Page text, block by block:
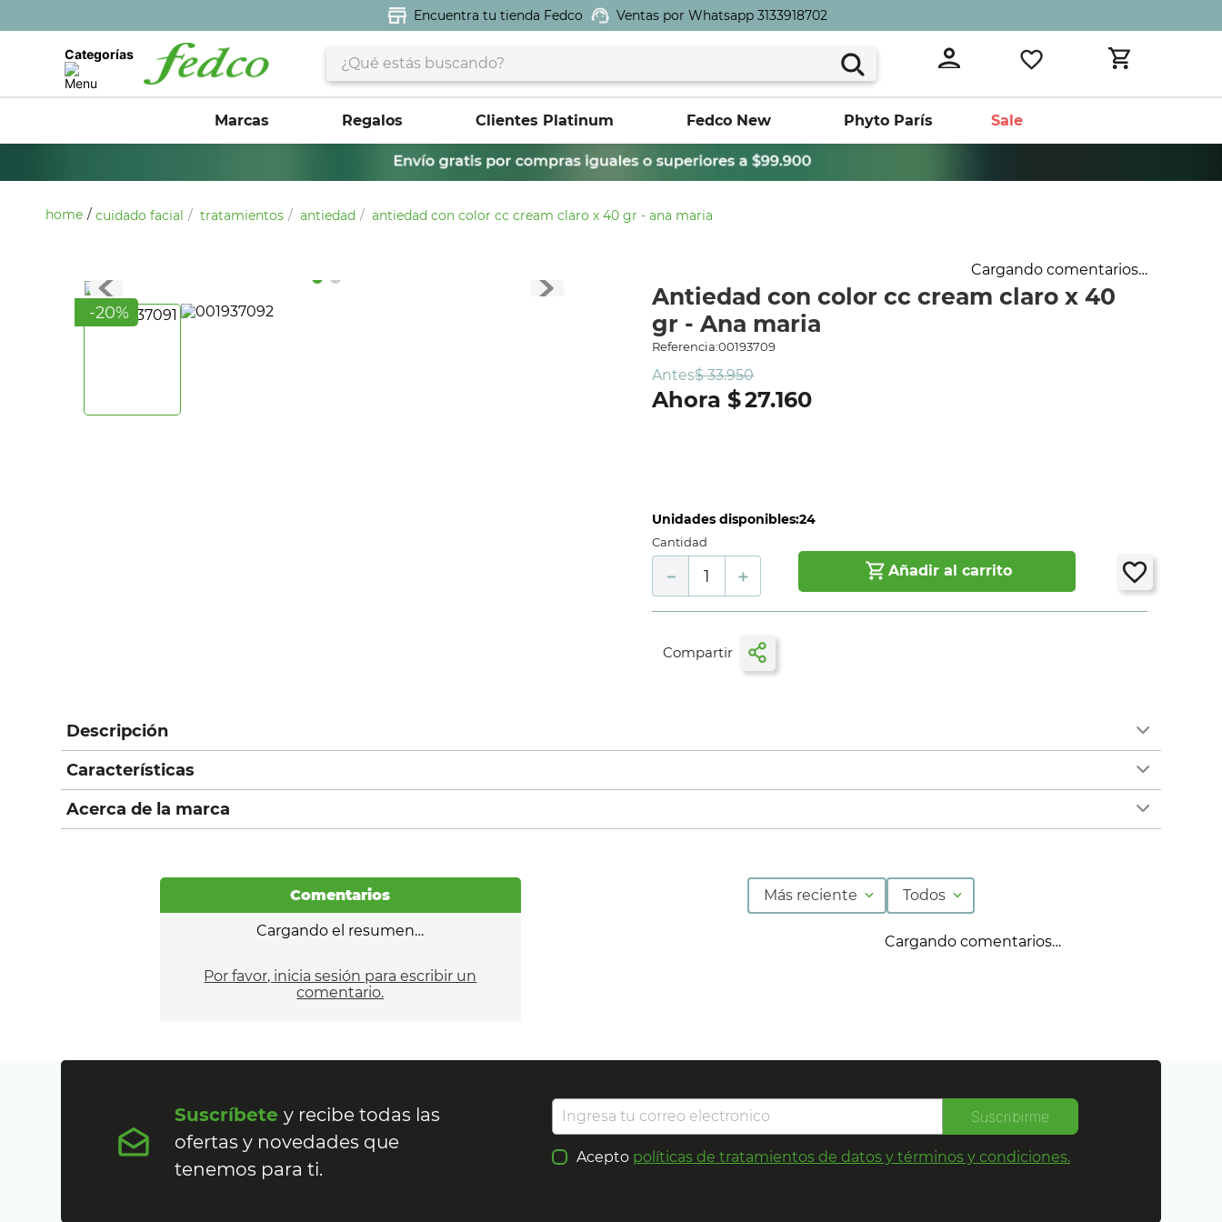
Encuentra tu tienda Fedco Ventas por Whatsapp 3133918702
Categorías ¿Qué estás buscando?
Marcas Regalos Clientes Platinum Fedco New Phyto París Sale
cuidado facial tratamientos antiedad antiedad con color cc cream claro x 40 gr - ana maria
-20%
Cargando comentarios…
Antiedad con color cc cream claro x 40
gr - Ana maria
Referencia:00193709
Antes$ 33.950
$27.160
Unidades disponibles:24
Cantidad
＋
－ Añadir al carrito
Descripción
Características
Acerca de la marca
Comentarios
Cargando el resumen…
Por favor, inicia sesión para escribir un
comentario.
Más reciente Todos
Cargando comentarios…
Suscríbetey recibe todas las
ofertas y novedades que
tenemos para ti.
Suscribirme
Acepto políticas de tratamientos de datos y términos y condiciones.